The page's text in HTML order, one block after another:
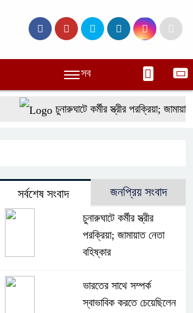
সব
চুনারুঘাটে কর্মীর স্ত্রীর পরক্রিয়া; জামায়াত
সর্বশেষ সংবাদ জনপ্রিয় সংবাদ
চুনারুঘাটে কর্মীর স্ত্রীর
পরক্রিয়া; জামায়াত নেতা
বহিষ্কার
ভারতের সাথে সম্পর্ক
স্বাভাবিক করতে চেয়েছিলেন